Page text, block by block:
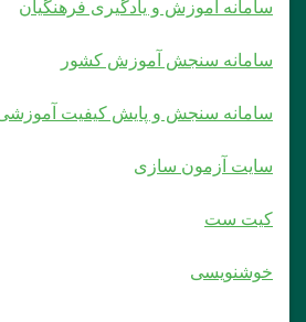
سامانه آموزش و یادگیری فرهنگیان
سامانه سنجش آموزش کشور
سامانه سنجش و پایش کیفیت
سایت آزمون سازی
کیت ست
خوشنویسی